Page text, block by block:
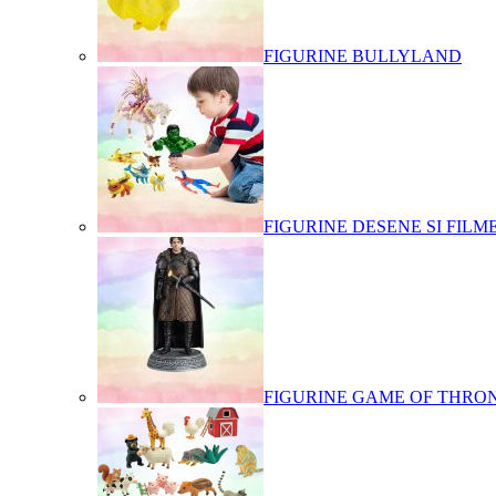
FIGURINE BULLYLAND
FIGURINE DESENE SI
FIGURINE GAME OF